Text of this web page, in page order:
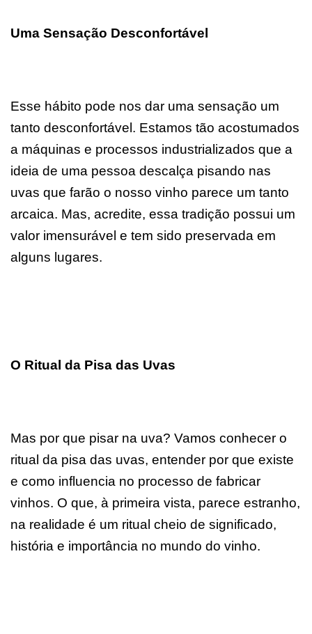
Uma Sensação Desconfortável
Esse hábito pode nos dar uma sensação um
tanto desconfortável. Estamos tão acostumados
a máquinas e processos industrializados que a
ideia de uma pessoa descalça pisando nas
uvas que farão o nosso vinho parece um tanto
arcaica. Mas, acredite, essa tradição possui um
valor imensurável e tem sido preservada em
alguns lugares.
O Ritual da Pisa das Uvas
Mas por que pisar na uva? Vamos conhecer o
ritual da pisa das uvas, entender por que existe
e como influencia no processo de fabricar
vinhos. O que, à primeira vista, parece estranho,
na realidade é um ritual cheio de significado,
história e importância no mundo do vinho.